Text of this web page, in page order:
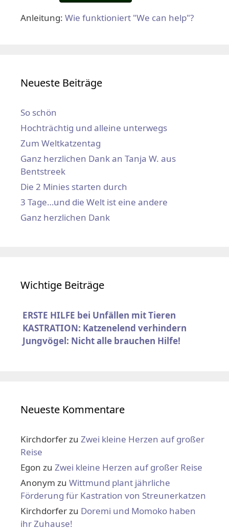
Anleitung: Wie funktioniert "We can help"?
Neueste Beiträge
So schön
Hochträchtig und alleine unterwegs
Zum Weltkatzentag
Ganz herzlichen Dank an Tanja W. aus
Bentstreek
Die 2 Minies starten durch
3 Tage…und die Welt ist eine andere
Ganz herzlichen Dank
Wichtige Beiträge
ERSTE HILFE bei Unfällen mit Tieren
KASTRATION: Katzenelend verhindern
Jungvögel: Nicht alle brauchen Hilfe!
Neueste Kommentare
Kirchdorfer zu Zwei kleine Herzen auf großer
Reise
Egon zu Zwei kleine Herzen auf großer Reise
Anonym zu Wittmund plant jährliche
Förderung für Kastration von Streunerkatzen
Kirchdorfer zu Doremi und Momoko haben
ihr Zuhause!